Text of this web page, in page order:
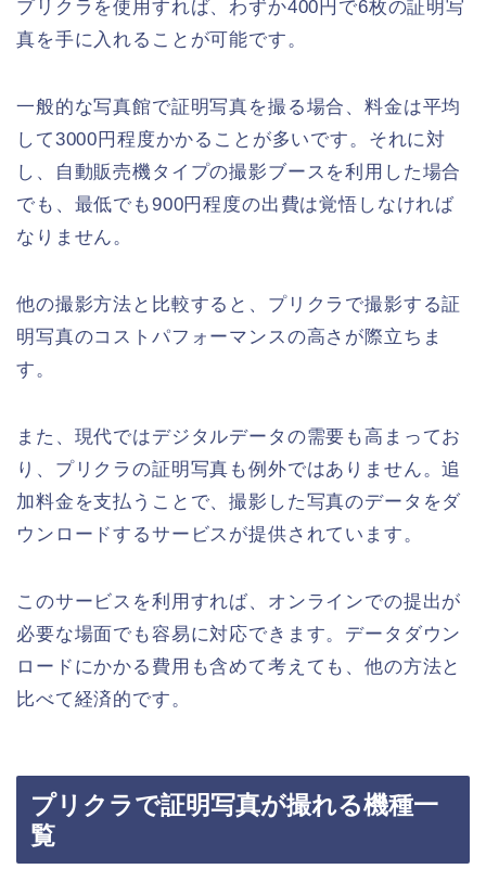
プリクラを使用すれば、わずか400円で6枚の証明写
真を手に入れることが可能です。
一般的な写真館で証明写真を撮る場合、料金は平均
して3000円程度かかることが多いです。それに対
し、自動販売機タイプの撮影ブースを利用した場合
でも、最低でも900円程度の出費は覚悟しなければ
なりません。
他の撮影方法と比較すると、プリクラで撮影する証
明写真のコストパフォーマンスの高さが際立ちま
す。
また、現代ではデジタルデータの需要も高まってお
り、プリクラの証明写真も例外ではありません。追
加料金を支払うことで、撮影した写真のデータをダ
ウンロードするサービスが提供されています。
このサービスを利用すれば、オンラインでの提出が
必要な場面でも容易に対応できます。データダウン
ロードにかかる費用も含めて考えても、他の方法と
比べて経済的です。
プリクラで証明写真が撮れる機種一
覧